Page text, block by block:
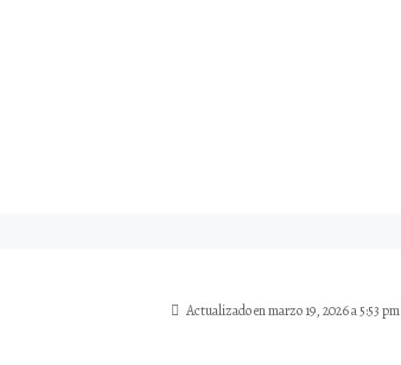
Actualizado en marzo 19, 2026 a 5:53 pm